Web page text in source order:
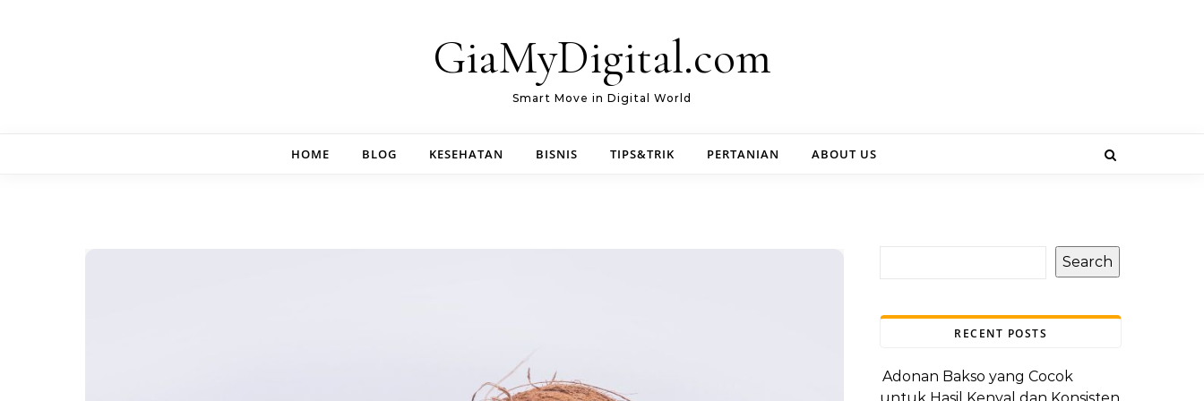
GiaMyDigital.com
Smart Move in Digital World
HOME BLOG KESEHATAN BISNIS TIPS&TRIK PERTANIAN ABOUT US
Search
RECENT POSTS
Adonan Bakso yang Cocok